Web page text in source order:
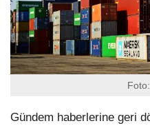
Gündem haberlerine geri